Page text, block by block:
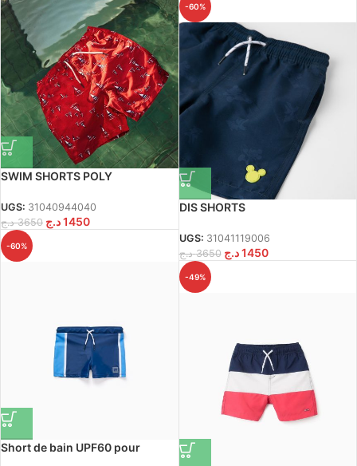
SWIM SHORTS POLY
UGS: 31040944040
3650 د.ج 1450د.ج
-60%
DIS SHORTS
UGS: 31041119006
3650 د.ج 1450 د.ج
-60%
Short de bain UPF60 pour
-49%